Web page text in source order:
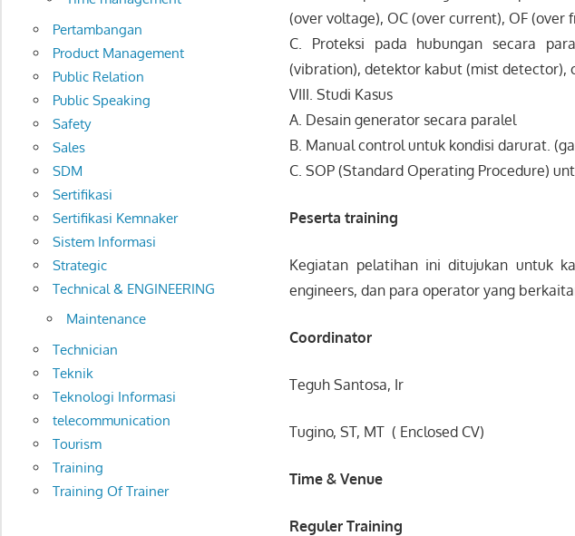
(over voltage), OC (over current), OF (over
C. Proteksi pada hubungan secara
(vibration), detektor kabut (mist detector),
VIII. Studi Kasus
A. Desain generator secara paralel
B. Manual control untuk kondisi darurat.
C. SOP (Standard Operating Procedure)
Peserta training
Kegiatan pelatihan ini ditujukan untuk
engineers, dan para operator yang
Coordinator
Teguh Santosa, Ir
Tugino, ST, MT ( Enclosed CV)
Time & Venue
Reguler Training
Pertambangan
Product Management
Public Relation
Public Speaking
Safety
Sales
SDM
Sertifikasi
Sertifikasi Kemnaker
Sistem Informasi
Strategic
Technical & ENGINEERING
Maintenance
Technician
Teknik
Teknologi Informasi
telecommunication
Tourism
Training
Training Of Trainer